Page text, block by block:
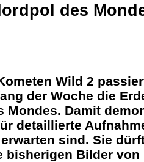
des
Wild 2
der Woche die
Mondes. Damit
detaillierte
sind. Sie
bisherigen Bilder